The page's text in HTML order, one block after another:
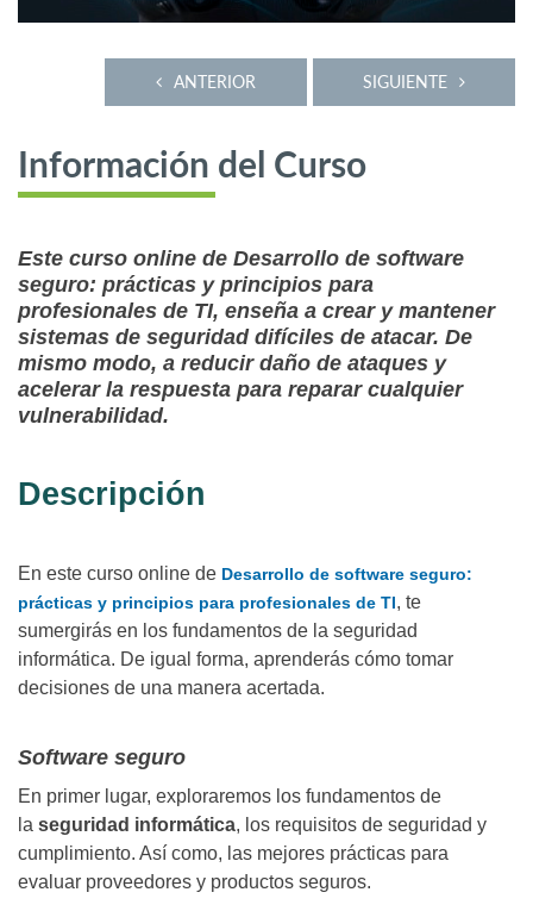
SIGUIENTE
ANTERIOR
Información del Curso
Este curso online de Desarrollo de software
seguro: prácticas y principios para
profesionales de TI, enseña a crear y mantener
sistemas de seguridad difíciles de atacar. De
mismo modo, a reducir daño de ataques y
acelerar la respuesta para reparar cualquier
vulnerabilidad.
Descripción
En este curso online de Desarrollo de software seguro:
prácticas y principios para profesionales de TI, te
sumergirás en los fundamentos de la seguridad
informática. De igual forma, aprenderás cómo tomar
decisiones de una manera acertada.
Software seguro
En primer lugar, exploraremos los fundamentos de
la seguridad informática, los requisitos de seguridad y
cumplimiento. Así como, las mejores prácticas para
evaluar proveedores y productos seguros.